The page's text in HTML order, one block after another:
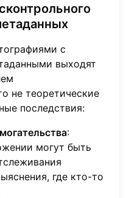
с
выходят
не теоретические
последствия:
:
могут быть
где кто-то